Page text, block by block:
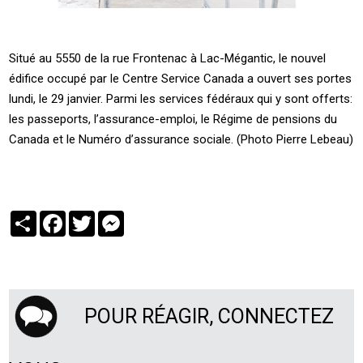
Situé au 5550 de la rue Frontenac à Lac-Mégantic, le nouvel
édifice occupé par le Centre Service Canada a ouvert ses portes
lundi, le 29 janvier. Parmi les services fédéraux qui y sont offerts:
les passeports, l’assurance-emploi, le Régime de pensions du
Canada et le Numéro d’assurance sociale. (Photo Pierre Lebeau)
PartagerFacebook
Twitter
POUR RÉAGIR, CONNECTEZ